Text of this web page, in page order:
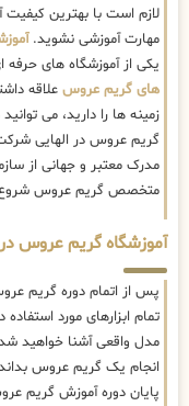
لازم است با بهترین کیفیت
مهارت آموزشی نشوید.
یکی از آموزشگاه های
های گریم عروس علاقه
زمینه ها را دارید، می
گریم عروس در الهایی
مدرک معتبر و جهانی از
متخصص گریم عروس شروع
آموزشگاه گریم عروس در
پس از اتمام دوره گریم
تمام ابزارهای مورد
مدل واقعی آشنا خواهید
انجام یک گریم عروس
پایان دوره آموزش گریم